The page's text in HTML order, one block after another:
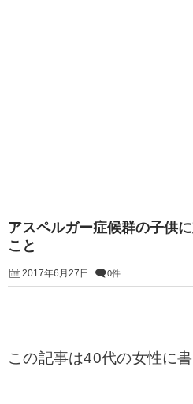
アスペルガー症候群の子供
こと
2017年6月27日 0件
この記事は40代の女性に